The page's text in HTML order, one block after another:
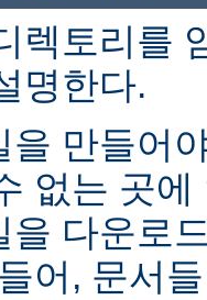
렉토리를
명한다.
을 만들어
없는 곳
을 다운로
어, 문서